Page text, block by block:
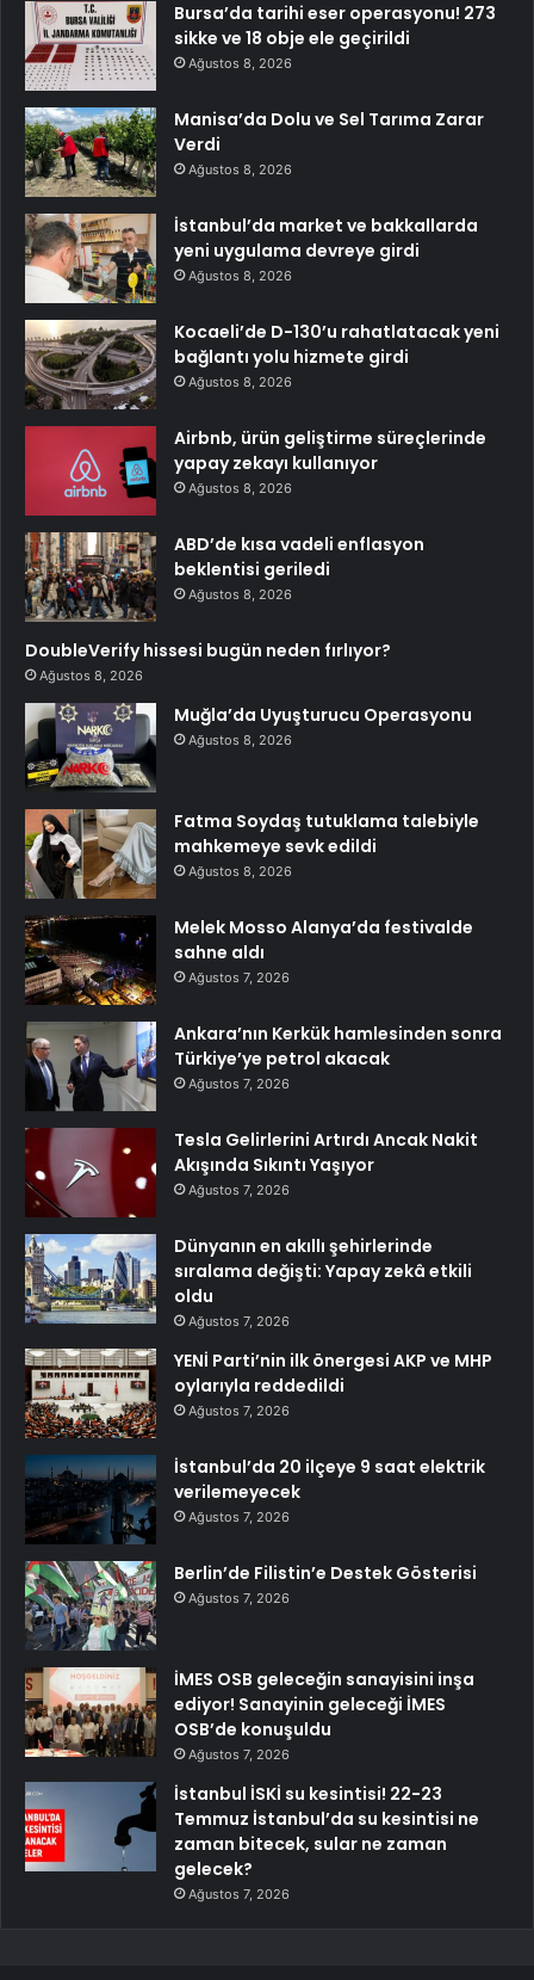
Bursa’da tarihi eser operasyonu! 273
sikke ve 18 obje ele geçirildi
Ağustos 8, 2026
Manisa’da Dolu ve Sel Tarıma Zarar
Verdi
Ağustos 8, 2026
İstanbul’da market ve bakkallarda
yeni uygulama devreye girdi
Ağustos 8, 2026
Kocaeli’de D-130’u rahatlatacak yeni
bağlantı yolu hizmete girdi
Ağustos 8, 2026
Airbnb, ürün geliştirme süreçlerinde
yapay zekayı kullanıyor
Ağustos 8, 2026
ABD’de kısa vadeli enflasyon
beklentisi geriledi
Ağustos 8, 2026
DoubleVerify hissesi bugün neden fırlıyor?
Ağustos 8, 2026
Muğla’da Uyuşturucu Operasyonu
Ağustos 8, 2026
Fatma Soydaş tutuklama talebiyle
mahkemeye sevk edildi
Ağustos 8, 2026
Melek Mosso Alanya’da festivalde
sahne aldı
Ağustos 7, 2026
Ankara’nın Kerkük hamlesinden sonra
Türkiye’ye petrol akacak
Ağustos 7, 2026
Tesla Gelirlerini Artırdı Ancak Nakit
Akışında Sıkıntı Yaşıyor
Ağustos 7, 2026
Dünyanın en akıllı şehirlerinde
sıralama değişti: Yapay zekâ etkili
oldu
Ağustos 7, 2026
YENİ Parti’nin ilk önergesi AKP ve MHP
oylarıyla reddedildi
Ağustos 7, 2026
İstanbul’da 20 ilçeye 9 saat elektrik
verilemeyecek
Ağustos 7, 2026
Berlin’de Filistin’e Destek Gösterisi
Ağustos 7, 2026
İMES OSB geleceğin sanayisini inşa
ediyor! Sanayinin geleceği İMES
OSB’de konuşuldu
Ağustos 7, 2026
İstanbul İSKİ su kesintisi! 22-23
Temmuz İstanbul’da su kesintisi ne
zaman bitecek, sular ne zaman
gelecek?
Ağustos 7, 2026